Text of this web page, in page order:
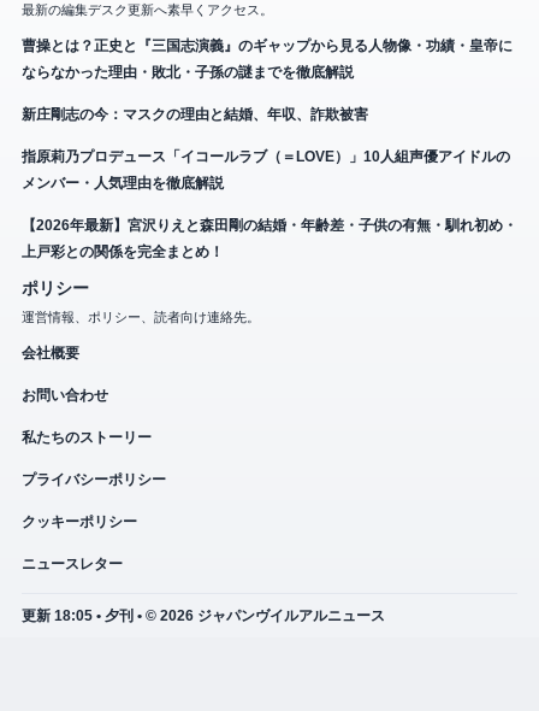
最新の編集デスク更新へ素早くアクセス。
曹操とは？正史と『三国志演義』のギャップから見る人物像・功績・皇帝に
ならなかった理由・敗北・子孫の謎までを徹底解説
新庄剛志の今：マスクの理由と結婚、年収、詐欺被害
指原莉乃プロデュース「イコールラブ（＝LOVE）」10人組声優アイドルの
メンバー・人気理由を徹底解説
【2026年最新】宮沢りえと森田剛の結婚・年齢差・子供の有無・馴れ初め・
上戸彩との関係を完全まとめ！
ポリシー
運営情報、ポリシー、読者向け連絡先。
会社概要
お問い合わせ
私たちのストーリー
プライバシーポリシー
クッキーポリシー
ニュースレター
更新 18:05 • 夕刊 • © 2026 ジャパンヴイルアルニュース